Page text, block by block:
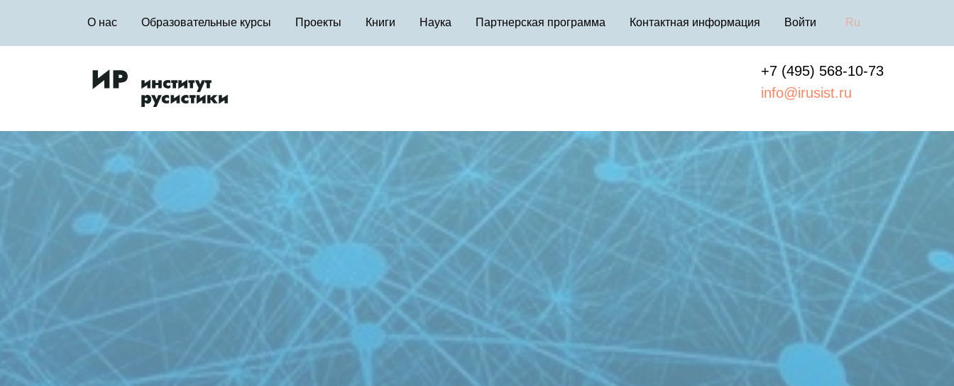
О нас Образовательные курсы Проекты Книги Наука Партнерская программа Контактная информация Войти Ru
+7 (495) 568-10-73
info@irusist.ru